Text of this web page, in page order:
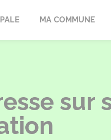
MA COMMUNE
sur